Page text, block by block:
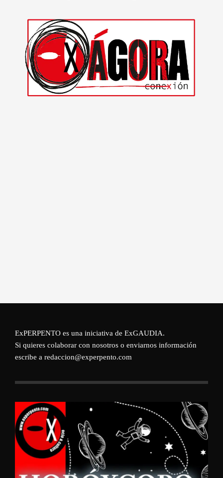
ExPERPENTO es una iniciativa de ExGAUDIA.
Si quieres colaborar con nosotros o enviarnos información
escribe a redaccion@experpento.com